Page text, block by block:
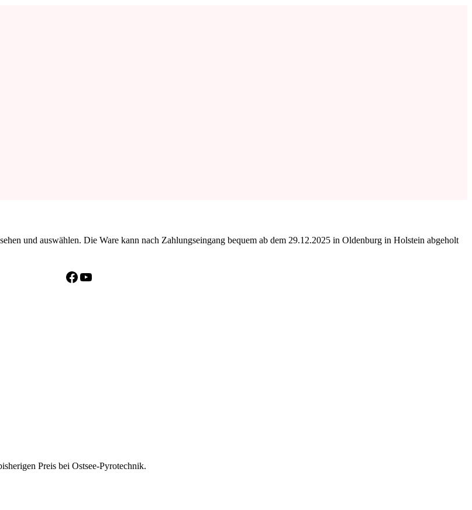
und auswählen. Die Ware kann nach Zahlungseingang bequem ab dem 29.12.2025 in Oldenburg in Holstein abgeholt
Facebook
YouTube
Preis bei Ostsee-Pyrotechnik.